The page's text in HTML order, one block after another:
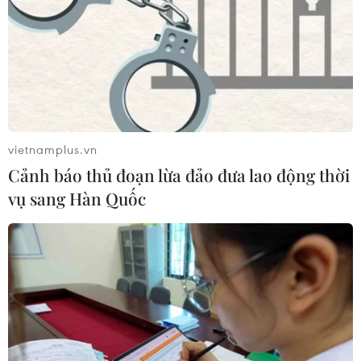
miếng thép đỏ lửa, tiếng máy mài kim loại chát chúa,
tiếng lách cách của các lưỡi dao va vào nhau.
Hà Nội: Phục dựng mô hình làng
vietnamplus.vn
Cảnh báo thủ đoạn lừa đảo đưa lao động thời
vụ sang Hàn Quốc